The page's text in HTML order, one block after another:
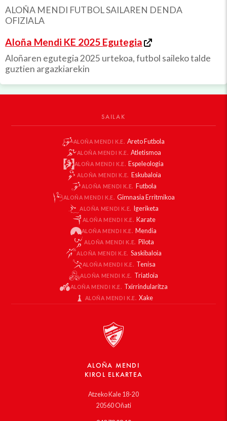
ALOÑA MENDI FUTBOL SAILAREN DENDA
OFIZIALA
Aloña Mendi KE 2025 Egutegia
Aloñaren egutegia 2025 urtekoa, futbol saileko talde
guztien argazkiarekin
SAILAK
ALOÑA MENDI K.E. Areto Futbola
ALOÑA MENDI K.E. Atletismoa
ALOÑA MENDI K.E. Espeleologia
ALOÑA MENDI K.E. Eskubaloia
ALOÑA MENDI K.E. Futbola
ALOÑA MENDI K.E. Gimnasia Erritmikoa
ALOÑA MENDI K.E. Igeriketa
ALOÑA MENDI K.E. Karate
ALOÑA MENDI K.E. Mendia
ALOÑA MENDI K.E. Pilota
ALOÑA MENDI K.E. Saskibaloia
ALOÑA MENDI K.E. Tenisa
ALOÑA MENDI K.E. Triatloia
ALOÑA MENDI K.E. Txirrindularitza
ALOÑA MENDI K.E. Xake
ALOÑA MENDI
KIROL ELKARTEA
Atzeko Kale 18-20
20560 Oñati